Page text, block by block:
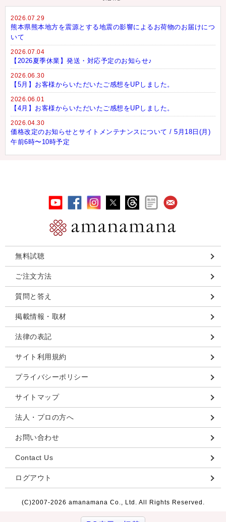
2026.07.29
熊本県熊本地方を震源とする地震の影響によるお荷物のお届けにつ
いて
2026.07.04
【2026夏季休業】発送・対応予定のお知らせ♪
2026.06.30
【5月】お客様からいただいたご感想をUPしました。
2026.06.01
【4月】お客様からいただいたご感想をUPしました。
2026.04.30
価格改定のお知らせとサイトメンテナンスについて / 5月18日(月)
午前6時〜10時予定
無料試聴
ご注文方法
質問と答え
掲載情報・取材
法律の表記
サイト利用規約
プライバシーポリシー
サイトマップ
法人・プロの方へ
お問い合わせ
Contact Us
ログアウト
(C)2007-2026 amanamana Co., Ltd. All Rights Reserved.